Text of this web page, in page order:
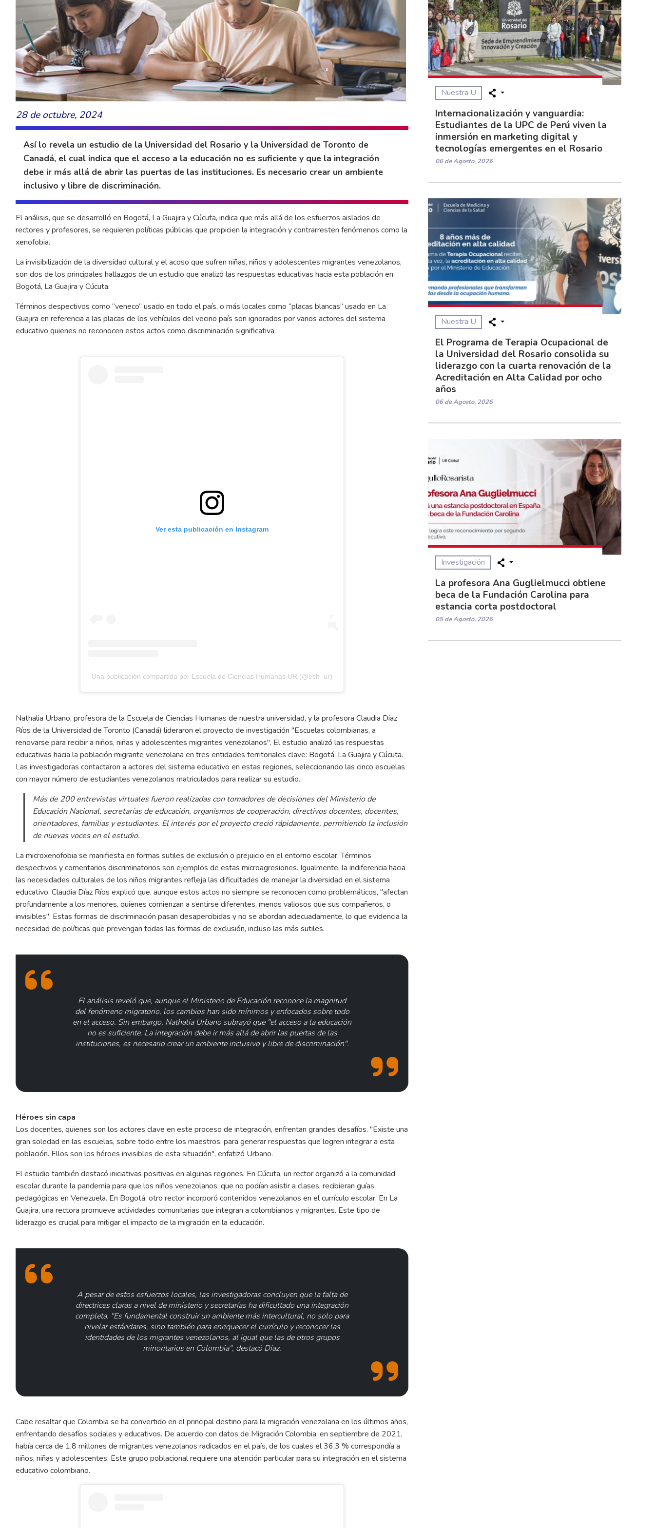
28 de octubre, 2024
Así lo revela un estudio de la Universidad del Rosario y la Universidad de Toronto de
Canadá, el cual indica que el acceso a la educación no es suficiente y que la integración
debe ir más allá de abrir las puertas de las instituciones. Es necesario crear un ambiente
inclusivo y libre de discriminación.
El análisis, que se desarrolló en Bogotá, La Guajira y Cúcuta, indica que más allá de los esfuerzos aislados de
rectores y profesores, se requieren políticas públicas que propicien la integración y contrarresten fenómenos como la
xenofobia.
La invisibilización de la diversidad cultural y el acoso que sufren niñas, niños y adolescentes migrantes venezolanos,
son dos de los principales hallazgos de un estudio que analizó las respuestas educativas hacia esta población en
Bogotá, La Guajira y Cúcuta.
Términos despectivos como “veneco” usado en todo el país, o más locales como “placas blancas” usado en La
Guajira en referencia a las placas de los vehículos del vecino país son ignorados por varios actores del sistema
educativo quienes no reconocen estos actos como discriminación significativa.
Ver esta publicación en Instagram
Una publicación compartida por Escuela de Ciencias Humanas UR (@ech_ur)
Nathalia Urbano, profesora de la Escuela de Ciencias Humanas de nuestra universidad, y la profesora Claudia Díaz
Ríos de la Universidad de Toronto (Canadá) lideraron el proyecto de investigación "Escuelas colombianas, a
renovarse para recibir a niños, niñas y adolescentes migrantes venezolanos". El estudio analizó las respuestas
educativas hacia la población migrante venezolana en tres entidades territoriales clave: Bogotá, La Guajira y Cúcuta.
Las investigadoras contactaron a actores del sistema educativo en estas regiones, seleccionando las cinco escuelas
con mayor número de estudiantes venezolanos matriculados para realizar su estudio.
Más de 200 entrevistas virtuales fueron realizadas con tomadores de decisiones del Ministerio de
Educación Nacional, secretarías de educación, organismos de cooperación, directivos docentes, docentes,
orientadores, familias y estudiantes. El interés por el proyecto creció rápidamente, permitiendo la inclusión
de nuevas voces en el estudio.
La microxenofobia se manifiesta en formas sutiles de exclusión o prejuicio en el entorno escolar. Términos
despectivos y comentarios discriminatorios son ejemplos de estas microagresiones. Igualmente, la indiferencia hacia
las necesidades culturales de los niños migrantes refleja las dificultades de manejar la diversidad en el sistema
educativo. Claudia Díaz Ríos explicó que, aunque estos actos no siempre se reconocen como problemáticos, "afectan
profundamente a los menores, quienes comienzan a sentirse diferentes, menos valiosos que sus compañeros, o
invisibles". Estas formas de discriminación pasan desapercibidas y no se abordan adecuadamente, lo que evidencia la
necesidad de políticas que prevengan todas las formas de exclusión, incluso las más sutiles.
El análisis reveló que, aunque el Ministerio de Educación reconoce la magnitud
del fenómeno migratorio, los cambios han sido mínimos y enfocados sobre todo
en el acceso. Sin embargo, Nathalia Urbano subrayó que "el acceso a la educación
no es suficiente. La integración debe ir más allá de abrir las puertas de las
instituciones, es necesario crear un ambiente inclusivo y libre de discriminación".
Héroes sin capa
Los docentes, quienes son los actores clave en este proceso de integración, enfrentan grandes desafíos. "Existe una
gran soledad en las escuelas, sobre todo entre los maestros, para generar respuestas que logren integrar a esta
población. Ellos son los héroes invisibles de esta situación", enfatizó Urbano.
El estudio también destacó iniciativas positivas en algunas regiones. En Cúcuta, un rector organizó a la comunidad
escolar durante la pandemia para que los niños venezolanos, que no podían asistir a clases, recibieran guías
pedagógicas en Venezuela. En Bogotá, otro rector incorporó contenidos venezolanos en el currículo escolar. En La
Guajira, una rectora promueve actividades comunitarias que integran a colombianos y migrantes. Este tipo de
liderazgo es crucial para mitigar el impacto de la migración en la educación.
A pesar de estos esfuerzos locales, las investigadoras concluyen que la falta de
directrices claras a nivel de ministerio y secretarías ha dificultado una integración
completa. "Es fundamental construir un ambiente más intercultural, no solo para
nivelar estándares, sino también para enriquecer el currículo y reconocer las
identidades de los migrantes venezolanos, al igual que las de otros grupos
minoritarios en Colombia", destacó Díaz.
Cabe resaltar que Colombia se ha convertido en el principal destino para la migración venezolana en los últimos años,
enfrentando desafíos sociales y educativos. De acuerdo con datos de Migración Colombia, en septiembre de 2021,
había cerca de 1,8 millones de migrantes venezolanos radicados en el país, de los cuales el 36,3 % correspondía a
niños, niñas y adolescentes. Este grupo poblacional requiere una atención particular para su integración en el sistema
educativo colombiano.
Nuestra U
Internacionalización y vanguardia:
Estudiantes de la UPC de Perú viven la
inmersión en marketing digital y
tecnologías emergentes en el Rosario
06 de Agosto, 2026
Nuestra U
El Programa de Terapia Ocupacional de
la Universidad del Rosario consolida su
liderazgo con la cuarta renovación de la
Acreditación en Alta Calidad por ocho
años
06 de Agosto, 2026
Investigación
La profesora Ana Guglielmucci obtiene
beca de la Fundación Carolina para
estancia corta postdoctoral
05 de Agosto, 2026